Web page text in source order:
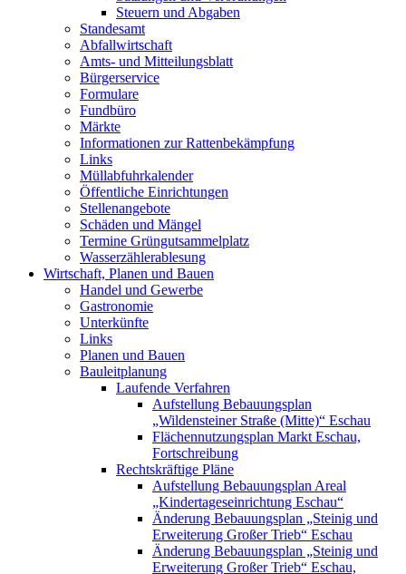
Steuern und Abgaben
Standesamt
Abfallwirtschaft
Amts- und Mitteilungsblatt
Bürgerservice
Formulare
Fundbüro
Märkte
Informationen zur Rattenbekämpfung
Links
Müllabfuhrkalender
Öffentliche Einrichtungen
Stellenangebote
Schäden und Mängel
Termine Grüngutsammelplatz
Wasserzählerablesung
Wirtschaft, Planen und Bauen
Handel und Gewerbe
Gastronomie
Unterkünfte
Links
Planen und Bauen
Bauleitplanung
Laufende Verfahren
Aufstellung Bebauungsplan
„Wildensteiner Straße (Mitte)“ Eschau
Flächennutzungsplan Markt Eschau,
Fortschreibung
Rechtskräftige Pläne
Aufstellung Bebauungsplan Areal
„Kindertageseinrichtung Eschau“
Änderung Bebauungsplan „Steinig und
Erweiterung Großer Trieb“ Eschau
Änderung Bebauungsplan „Steinig und
Erweiterung Großer Trieb“ Eschau,